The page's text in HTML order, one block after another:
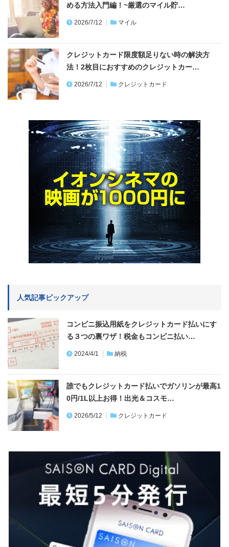
める方法入門編！~厳選のマイル貯…
2026/7/12 マイル
クレジットカード限度額足りない時の解決方
法！2枚目におすすめのクレジットカー…
2026/7/12 クレジットカード
人気記事ピックアップ
コンビニ振込用紙をクレジットカード払いにす
る３つの裏ワザ！税金もコンビニ払い…
2024/4/1 納税
誰でもクレジットカード払いでガソリンが最高1
0円/1L以上お得！出光＆コスモ…
2026/5/12 クレジットカード